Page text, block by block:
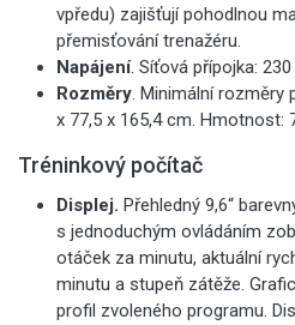
vpředu) zajišťují pohodlnou
přemisťování trenažéru.
Napájení. Síťová přípojka:
Rozměry. Minimální rozměry
x 77,5 x 165,4 cm. Hmotnost:
Tréninkový počítač
Displej. Přehledný 9,6“
s jednoduchým ovládáním
otáček za minutu, aktuální
minutu a stupeň zátěže.
profil zvoleného programu.